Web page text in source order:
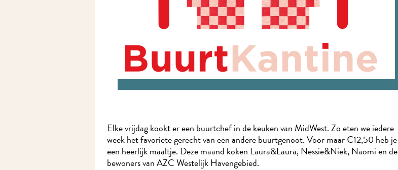
Elke vrijdag kookt er een buurtchef in de keuken van MidWest. Zo eten we iedere
week het favoriete gerecht van een andere buurtgenoot. Voor maar €12,50 heb je
een heerlijk maaltje. Deze maand koken Laura&Laura, Nessie&Niek, Naomi en de
bewoners van AZC Westelijk Havengebied.